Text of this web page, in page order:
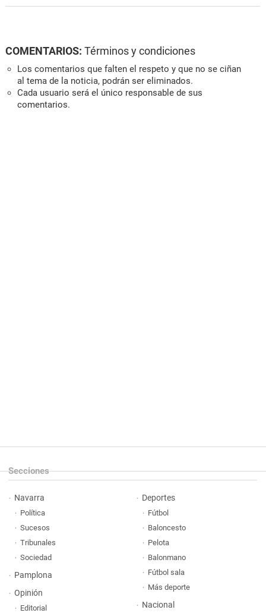
COMENTARIOS: Términos y condiciones
Los comentarios que falten el respeto y que no se ciñan
al tema de la noticia, podrán ser eliminados.
Cada usuario será el único responsable de sus
comentarios.
Secciones
Navarra
Política
Sucesos
Tribunales
Sociedad
Pamplona
Opinión
Editorial
Deportes
Fútbol
Baloncesto
Pelota
Balonmano
Fútbol sala
Más deporte
Nacional